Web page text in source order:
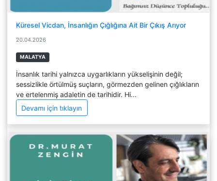
Küresel Vicdan, İnsanlığın Çığlığına Ait Bir Çıkış Arıyor
20.04.2026
MALATYA
İnsanlık tarihi yalnızca uygarlıkların yükselişinin değil;
sessizlikle örtülmüş suçların, görmezden gelinen çığlıkların
ve ertelenmiş adaletin de tarihidir. Hi...
Devamı için tıklayın